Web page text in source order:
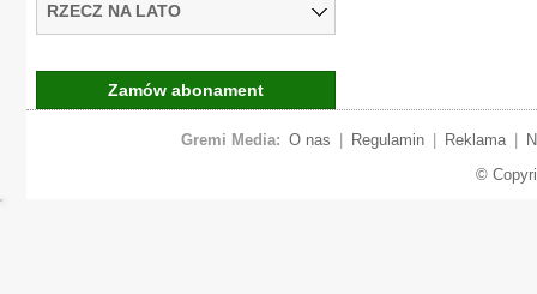
RZECZ NA LATO
Zamów abonament
Gremi Media: O nas Regulamin Reklama
©